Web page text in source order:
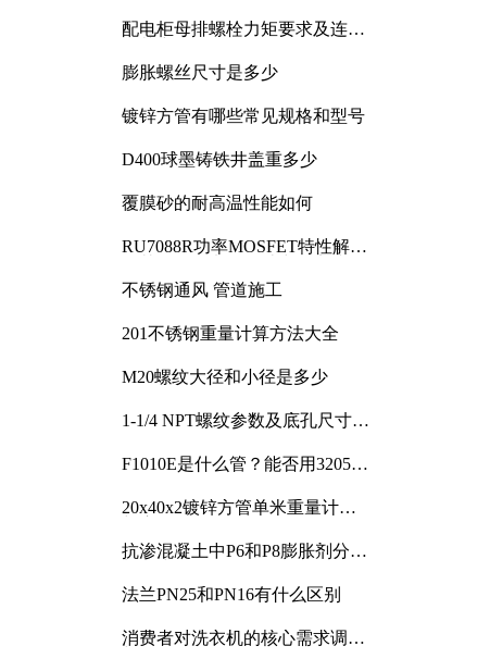
配电柜母排螺栓力矩要求及连接
膨胀螺丝尺寸是多少
镀锌方管有哪些常见规格和型号
D400球墨铸铁井盖重多少
覆膜砂的耐高温性能如何
RU7088R功率MOSFET特性解析
不锈钢通风 管道施工
201不锈钢重量计算方法大全
M20螺纹大径和小径是多少
1-1/4 NPT螺纹参数及底孔尺寸详
F1010E是什么管？能否用3205或
20x40x2镀锌方管单米重量计算
抗渗混凝土中P6和P8膨胀剂分别
法兰PN25和PN16有什么区别
消费者对洗衣机的核心需求调研